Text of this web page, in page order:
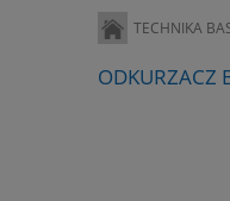
TECHNIKA
ODKURZACZ